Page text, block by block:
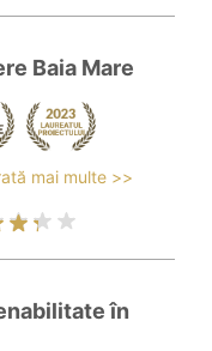
Baia Mare
mai multe >>
în